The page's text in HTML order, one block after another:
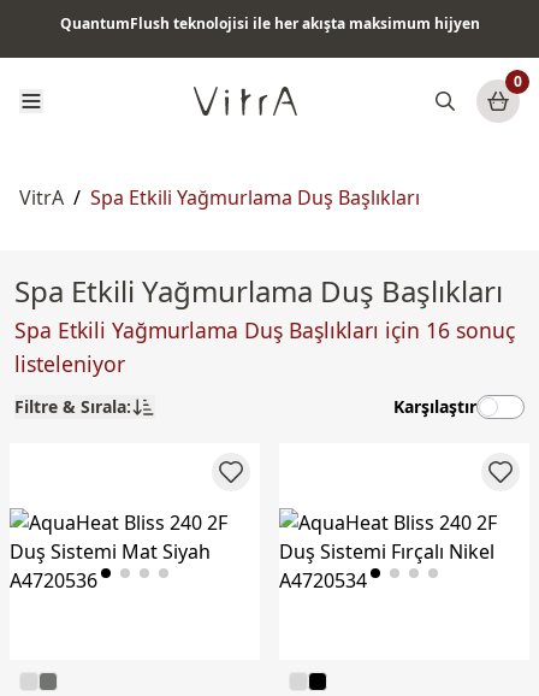
QuantumFlush teknolojisi ile her akışta maksimum hijyen
0
VitrA / Spa Etkili Yağmurlama Duş Başlıkları
Spa Etkili Yağmurlama Duş Başlıkları
Spa Etkili Yağmurlama Duş Başlıkları için 16 sonuç
listeleniyor
Filtre & Sırala: Karşılaştır